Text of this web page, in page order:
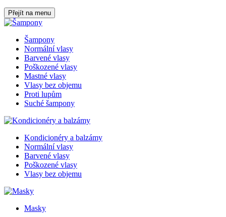
Přejít na menu
Šampony
Normální vlasy
Barvené vlasy
Poškozené vlasy
Mastné vlasy
Vlasy bez objemu
Proti lupům
Suché šampony
Kondicionéry a balzámy
Normální vlasy
Barvené vlasy
Poškozené vlasy
Vlasy bez objemu
Masky